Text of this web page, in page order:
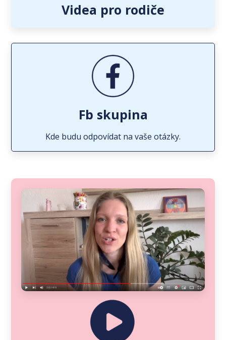
Videa pro rodiče
Fb skupina
Kde budu odpovídat na vaše otázky.